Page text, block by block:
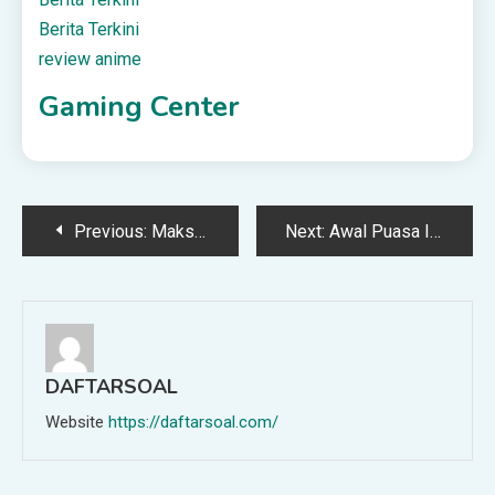
Berita Terkini
review anime
Gaming Center
PostPrevious: Maksud Hadits Iman Akan Kembali ke Madinah Next: Awal Puasa Ikut Pemerintah, Lebaran Ikut Muhammadiyah, Bolehkah?
DAFTARSOAL
Website https://daftarsoal.com/